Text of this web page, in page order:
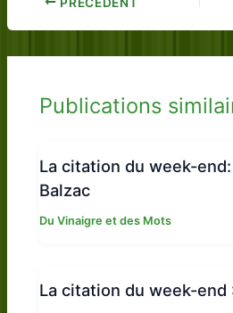
Publications
La citation du week-
Balzac
Du Vinaigre et des Mots
La citation du week-end